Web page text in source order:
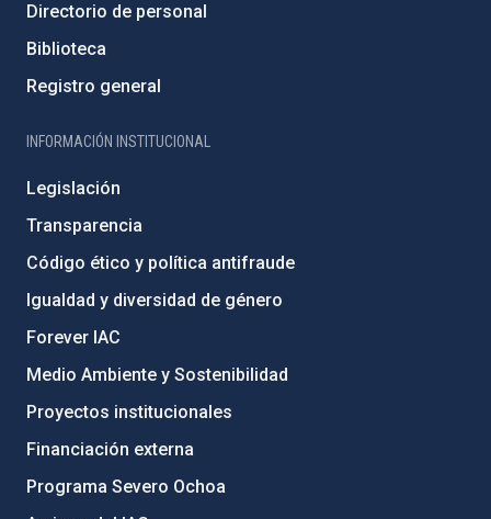
Directorio de personal
Biblioteca
Registro general
INFORMACIÓN INSTITUCIONAL
Legislación
Transparencia
Código ético y política antifraude
Igualdad y diversidad de género
Forever IAC
Medio Ambiente y Sostenibilidad
Proyectos institucionales
Financiación externa
Programa Severo Ochoa